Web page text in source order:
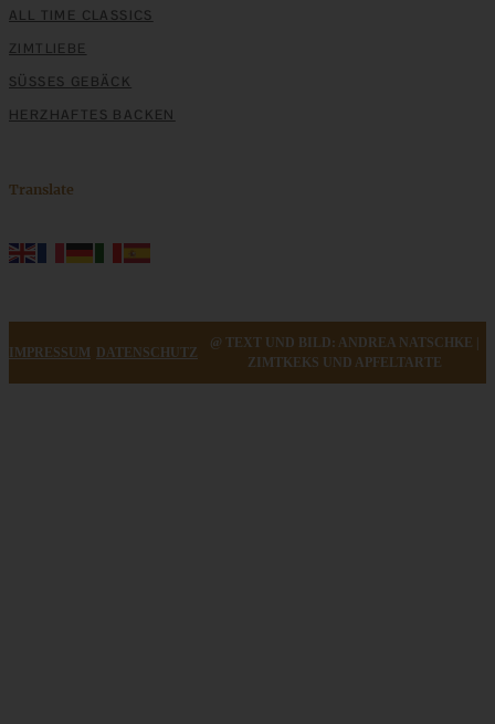
ALL TIME CLASSICS
ZIMTLIEBE
SÜSSES GEBÄCK
HERZHAFTES BACKEN
Translate
IMPRESSUM DATENSCHUTZ
@ TEXT UND BILD: ANDREA NATSCHKE |
ZIMTKEKS UND APFELTARTE